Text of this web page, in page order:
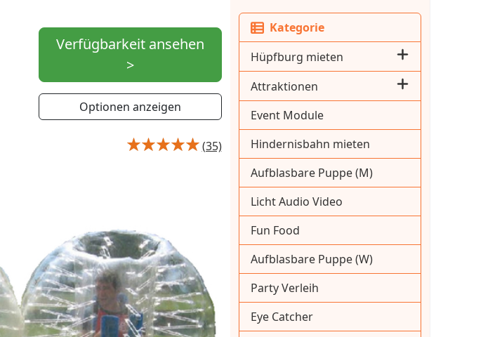
Kategorie
Hüpfburg mieten
Attraktionen
Event Module
Hindernisbahn mieten
Aufblasbare Puppe (M)
Licht Audio Video
Fun Food
Aufblasbare Puppe (W)
Party Verleih
Eye Catcher
Verfügbarkeit ansehen
>
Optionen anzeigen
(35)